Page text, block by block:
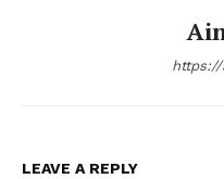
https://
LEAVE A REPLY